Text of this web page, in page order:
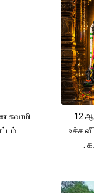
சுவாமி
12
உச்ச
.